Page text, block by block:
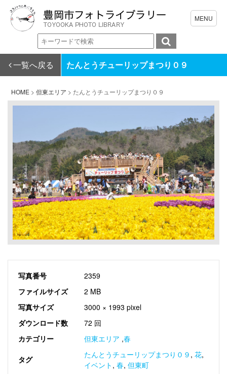
一覧へ戻る たんとうチューリップまつり０９
HOME > 但東エリア > たんとうチューリップまつり０９
写真番号
2359
ファイルサイズ
2 MB
写真サイズ
3000 × 1993 pixel
ダウンロード数
72 回
カテゴリー
但東エリア ,春
タグ たんとうチューリップまつり０９ , 花,
イベント , 春, 但東町